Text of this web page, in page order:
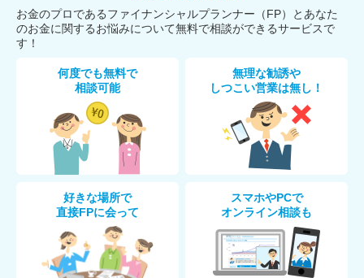
お金のプロであるファイナンシャルプランナー（FP）とあなた
のお金に関するお悩みについて無料で相談ができるサービスで
す！
何度でも無料で
相談可能
無理な勧誘や
しつこい営業は無し！
好きな場所で
直接FPに会って
スマホやPCで
オンライン相談も